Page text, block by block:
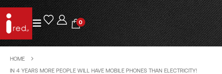
0
HOME
IN 4 YEARS MORE PEOPLE WILL HAVE MOBILE PHONES THAN ELECTRICITY!